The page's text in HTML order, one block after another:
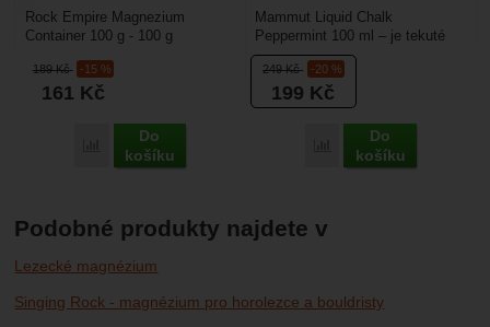
189Kč -15 %
161 Kč
Porovnat
Do
košíku
Rock Empire Magnezium
Container 100 g - 100 g
prstů. Pevná dóza je zajímavá...
249Kč -20 %
199 Kč
Porovnat
Do
košíku
Mammut Liquid Chalk
Peppermint 100 ml – je tekuté
magnézium s mentolovou vůní,
které se hodí na lezení...
Podobné produkty najdete v
Lezecké magnézium
Singing Rock - magnézium pro horolezce a bouldristy